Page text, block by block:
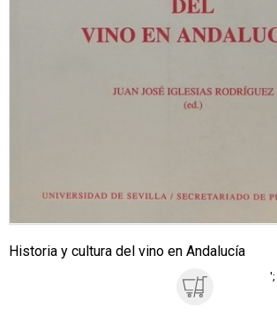
Historia y cultura del vino en Andalucía
';